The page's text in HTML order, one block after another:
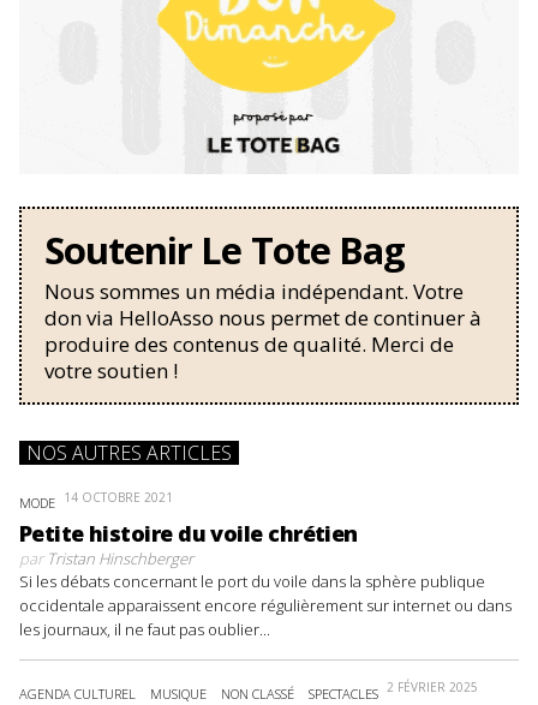
Soutenir Le Tote Bag
Nous sommes un média indépendant. Votre
don via HelloAsso nous permet de continuer à
produire des contenus de qualité. Merci de
votre soutien !
NOS AUTRES ARTICLES
MODE 14 OCTOBRE 2021
Petite histoire du voile chrétien
parTristan Hinschberger
Si les débats concernant le port du voile dans la sphère publique
occidentale apparaissent encore régulièrement sur internet ou dans
les journaux, il ne faut pas oublier...
AGENDA CULTUREL MUSIQUE NON CLASSÉ SPECTACLES 2 FÉVRIER 2025